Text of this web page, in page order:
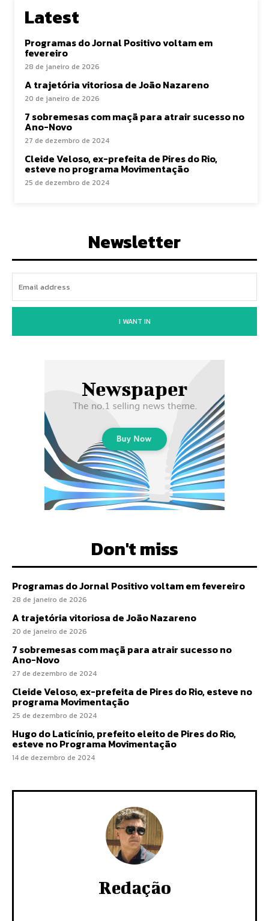
Latest
Programas do Jornal Positivo voltam em
fevereiro
28 de janeiro de 2026
A trajetória vitoriosa de João Nazareno
20 de janeiro de 2026
7 sobremesas com maçã para atrair sucesso no
Ano-Novo
27 de dezembro de 2024
Cleide Veloso, ex-prefeita de Pires do Rio,
esteve no programa Movimentação
25 de dezembro de 2024
Newsletter
I WANT IN
Don't miss
Programas do Jornal Positivo voltam em fevereiro
28 de janeiro de 2026
A trajetória vitoriosa de João Nazareno
20 de janeiro de 2026
7 sobremesas com maçã para atrair sucesso no
Ano-Novo
27 de dezembro de 2024
Cleide Veloso, ex-prefeita de Pires do Rio, esteve no
programa Movimentação
25 de dezembro de 2024
Hugo do Laticínio, prefeito eleito de Pires do Rio,
esteve no Programa Movimentação
14 de dezembro de 2024
Redação